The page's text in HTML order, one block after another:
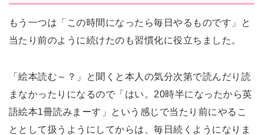
もう一つは「この時間になったら毎日やるものです」と
当たり前のように続けたのも習慣化に役立ちました。
「絵本読む～？」と聞くと本人の気分次第で読んだり読
まなかったりになるので「はい。20時半になったから英
語絵本1冊読みまーす」という感じで当たり前にやるこ
ととして扱うようにしてからは、毎日続くようになりま